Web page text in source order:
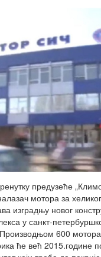
предузеће
мотора за
изградњу новог
у санкт-
600
ће већ 2015.године